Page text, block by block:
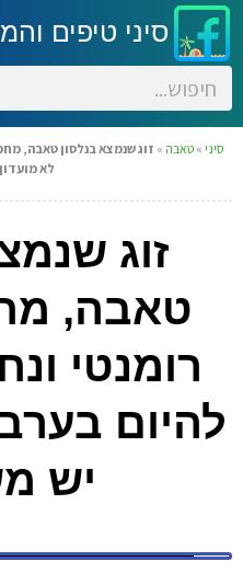
סיני טיפים
סיני » טאבה » זוג שנמצא בנלסון טאבה,
לא
זוג
טאבה,
רומנטי
להיום
יש